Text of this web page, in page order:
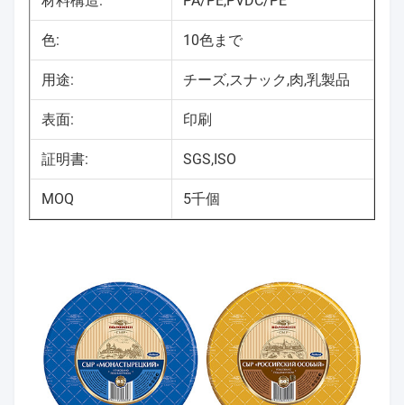
色: 10色まで
用途: チーズ,スナック,肉,乳製品
表面: 印刷
証明書: SGS,ISO
MOQ 5千個